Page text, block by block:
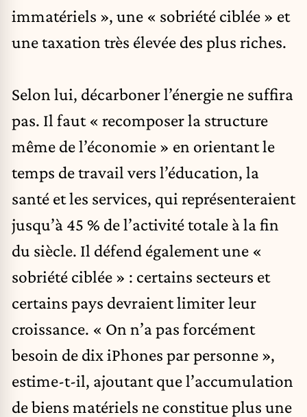
immatériels », une « sobriété ciblée » et
une taxation très élevée des plus riches.
Selon lui, décarboner l’énergie ne suffira
pas. Il faut « recomposer la structure
même de l’économie » en orientant le
temps de travail vers l’éducation, la
santé et les services, qui représenteraient
jusqu’à 45 % de l’activité totale à la fin
du siècle. Il défend également une «
sobriété ciblée » : certains secteurs et
certains pays devraient limiter leur
croissance. « On n’a pas forcément
besoin de dix iPhones par personne »,
estime-t-il, ajoutant que l’accumulation
de biens matériels ne constitue plus une